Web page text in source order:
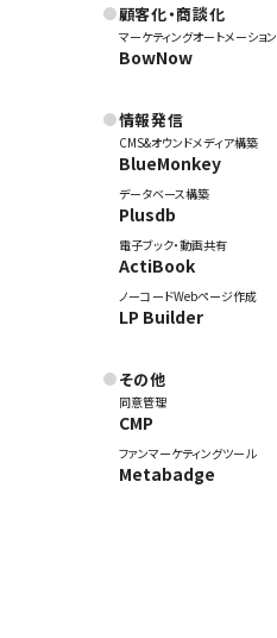
顧客化・商談化
マーケティングオートメーション
BowNow
情報発信
CMS&オウンドメディア構築
BlueMonkey
データベース構築
Plusdb
電子ブック・動画共有
ActiBook
ノーコードWebページ作成
LP Builder
その他
同意管理
CMP
ファンマーケティングツール
Metabadge